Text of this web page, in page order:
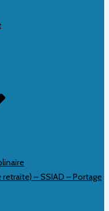
retraite) – SSIAD – Portage